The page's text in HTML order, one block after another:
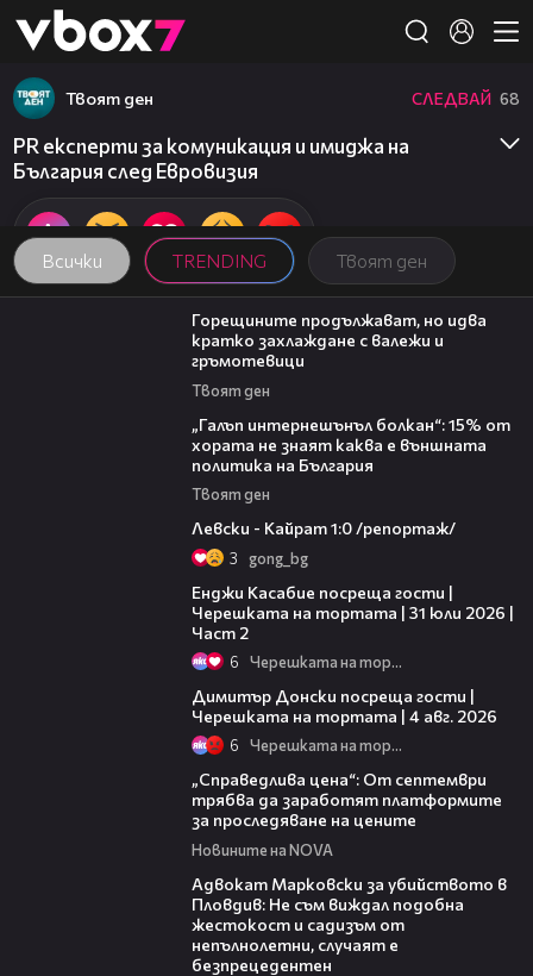
👾
Всички TRENDING Твоят ден
Твоят ден СЛЕДВАЙ 68
PR експерти за комуникация и имиджа на
България след Евровизия
02:31
Горещините продължават, но идва
кратко захлаждане с валежи и
гръмотевици
Твоят ден
„Галъп интернешънъл болкан“: 15% от
хората не знаят каква е външната
политика на България
Твоят ден
Левски - Кайрат 1:0 /репортаж/
3 gong_bg
Енджи Касабие посреща гости |
Черешката на тортата | 31 юли 2026 |
Част 2
6 Черешката на тортата
Димитър Донски посреща гости |
Черешката на тортата | 4 авг. 2026
6 Черешката на тортата
„Справедлива цена“: От септември
трябва да заработят платформите
за проследяване на цените
Новините на NOVA
Адвокат Марковски за убийството в
Пловдив: Не съм виждал подобна
жестокост и садизъм от
непълнолетни, случаят е
безпрецедентен